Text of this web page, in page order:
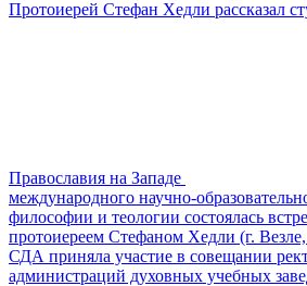
Протоиерей Стефан Хедли рассказал
Православия на Западе
международного научно-
философии и теологии состоялась
протоиереем Стефаном Хедли (г.
СДА приняла участие в совещании
администраций духовных учебных